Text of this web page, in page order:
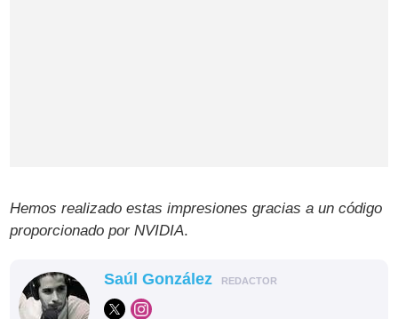
Hemos realizado estas impresiones gracias a un código
proporcionado por NVIDIA.
Saúl González REDACTOR